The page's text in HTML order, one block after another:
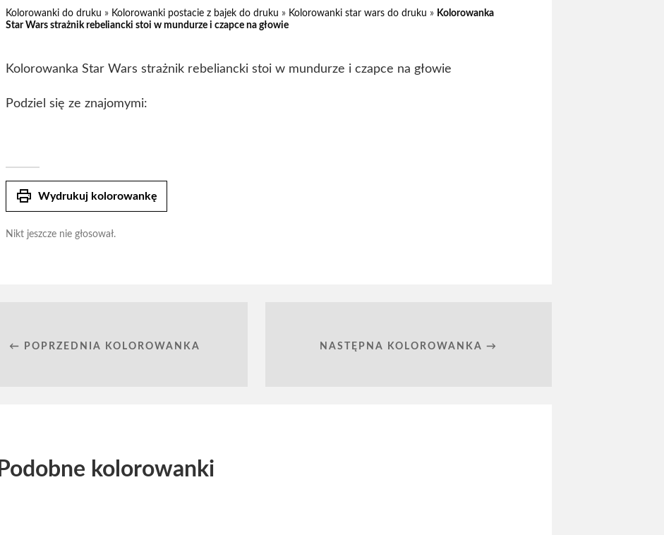
Kolorowanki do druku » Kolorowanki postacie z bajek do druku » Kolorowanki star wars do druku » Kolorowanka
Star Wars strażnik rebeliancki stoi w mundurze i czapce na głowie
Kolorowanka Star Wars strażnik rebeliancki stoi w mundurze i czapce na głowie
Podziel się ze znajomymi:
print Wydrukuj kolorowankę
Nikt jeszcze nie głosował.
← POPRZEDNIA KOLOROWANKA NASTĘPNA KOLOROWANKA →
Podobne kolorowanki